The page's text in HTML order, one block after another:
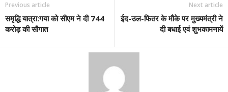
Previous article
समृद्धि यात्रा:गया को सीएम ने दी 744
करोड़ की सौगात
Next article
ईद-उल-फितर के मौके पर मुख्यमंत्री ने
दी बधाई एवं शुभकामनायें